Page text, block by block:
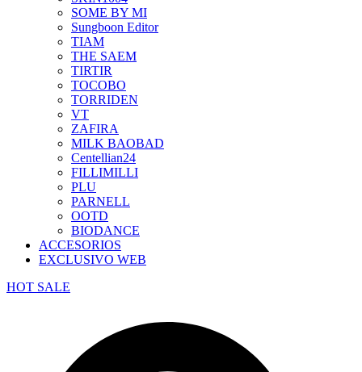
SOME BY MI
Sungboon Editor
TIAM
THE SAEM
TIRTIR
TOCOBO
TORRIDEN
VT
ZAFIRA
MILK BAOBAD
Centellian24
FILLIMILLI
PLU
PARNELL
OOTD
BIODANCE
ACCESORIOS
EXCLUSIVO WEB
HOT SALE